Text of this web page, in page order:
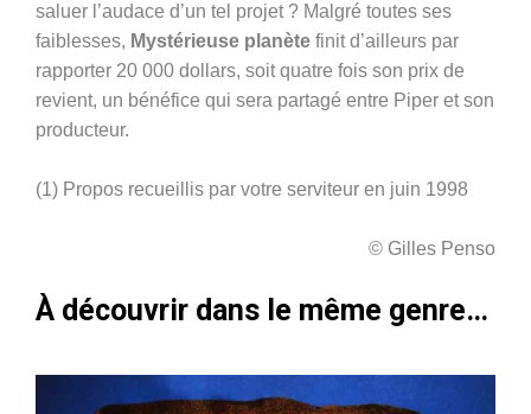
saluer l’audace d’un tel projet ? Malgré toutes ses
faiblesses, Mystérieuse planète finit d’ailleurs par
rapporter 20 000 dollars, soit quatre fois son prix de
revient, un bénéfice qui sera partagé entre Piper et son
producteur.
(1) Propos recueillis par votre serviteur en juin 1998
© Gilles Penso
À découvrir dans le même genre…